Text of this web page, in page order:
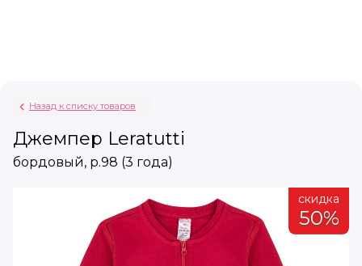
Назад к списку товаров
Джемпер Leratutti
бордовый, р.98 (3 года)
скидка
50%